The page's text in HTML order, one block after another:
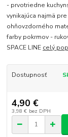
- prvotriedne
vynikajúca najmä
ohňovzdorného
farby pokrmov -
SPACE LINE celý
Dostupnosť
4,90 €
3,98 € bez DPH